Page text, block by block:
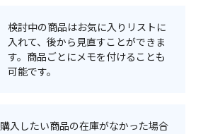
検討中の商品はお気に入りリストに
入れて、後から見直すことができま
す。商品ごとにメモを付けることも
可能です。
購入したい商品の在庫がなかった場合